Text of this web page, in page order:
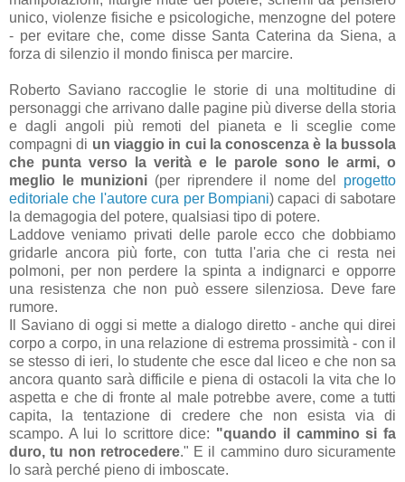
unico, violenze fisiche e psicologiche, menzogne del potere
- per evitare che, come disse Santa Caterina da Siena, a
forza di silenzio il mondo finisca per marcire.
Roberto Saviano raccoglie le storie di una moltitudine di
personaggi che arrivano dalle pagine più diverse della storia
e dagli angoli più remoti del pianeta e li sceglie come
compagni di un viaggio in cui la conoscenza è la bussola
che punta verso la verità e le parole sono le armi, o
meglio le munizioni (per riprendere il nome del progetto
editoriale che l'autore cura per Bompiani) capaci di sabotare
la demagogia del potere, qualsiasi tipo di potere.
Laddove veniamo privati delle parole ecco che dobbiamo
gridarle ancora più forte, con tutta l'aria che ci resta nei
polmoni, per non perdere la spinta a indignarci e opporre
una resistenza che non può essere silenziosa. Deve fare
rumore.
Il Saviano di oggi si mette a dialogo diretto - anche qui direi
corpo a corpo, in una relazione di estrema prossimità - con il
se stesso di ieri, lo studente che esce dal liceo e che non sa
ancora quanto sarà difficile e piena di ostacoli la vita che lo
aspetta e che di fronte al male potrebbe avere, come a tutti
capita, la tentazione di credere che non esista via di
scampo. A lui lo scrittore dice: "quando il cammino si fa
duro, tu non retrocedere." E il cammino duro sicuramente
lo sarà perché pieno di imboscate.